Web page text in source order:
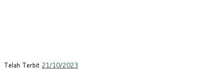
Telah Terbit 21/10/2023